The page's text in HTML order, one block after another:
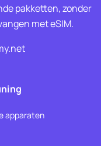
pakketten, zonder
met eSIM.
apparaten